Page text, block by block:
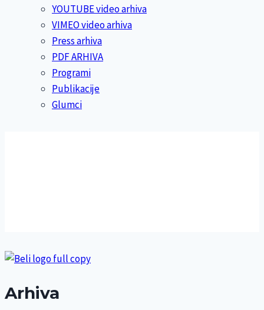
YOUTUBE video arhiva
VIMEO video arhiva
Press arhiva
PDF ARHIVA
Programi
Publikacije
Glumci
Arhiva